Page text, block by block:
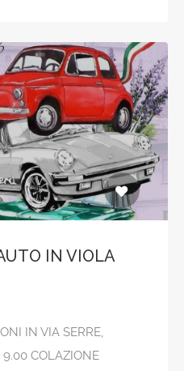
IN VIOLA
IN VIA SERRE,
9.00 COLAZIONE